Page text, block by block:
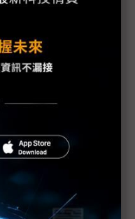
供電恐受衝擊
廠恐陷能源與物流
預測封神、Claude